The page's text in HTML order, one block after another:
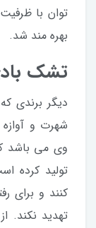
توان با
بهره مند شد.
تشک
دیگر برندی
شهرت و
وی می باشد
تولید کرده
کنند و برای
تهدید نکند.